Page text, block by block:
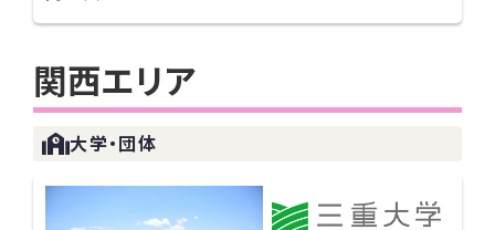
関西エリア
大学・団体